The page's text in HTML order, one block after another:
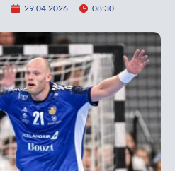
29.04.2026 08:30